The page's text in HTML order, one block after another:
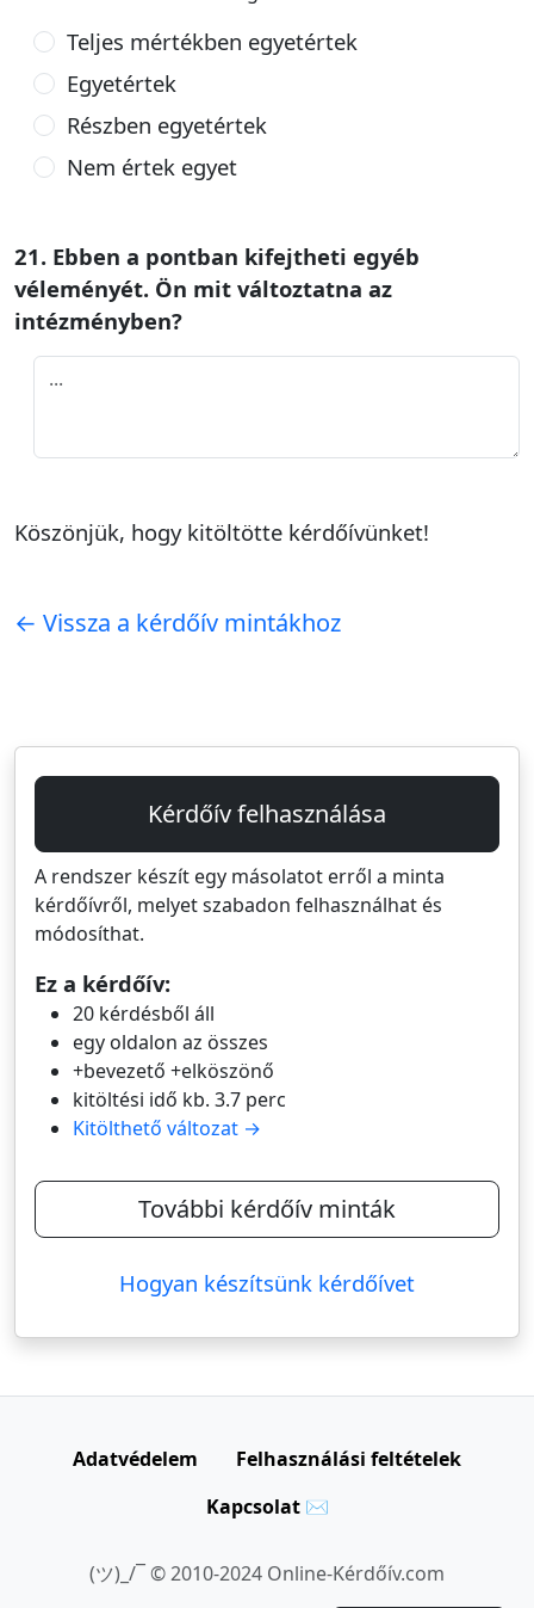
Teljes mértékben egyetértek
Egyetértek
Részben egyetértek
Nem értek egyet
21. Ebben a pontban kifejtheti egyéb
véleményét. Ön mit változtatna az
intézményben?
Köszönjük, hogy kitöltötte kérdőívünket!
← Vissza a kérdőív mintákhoz
Kérdőív felhasználása
A rendszer készít egy másolatot erről a minta
kérdőívről, melyet szabadon felhasználhat és
módosíthat.
Ez a kérdőív:
20 kérdésből áll
egy oldalon az összes
+bevezető +elköszönő
kitöltési idő kb. 3.7 perc
Kitölthető változat →
További kérdőív minták
Hogyan készítsünk kérdőívet
Adatvédelem
Felhasználási feltételek
Kapcsolat ✉
(ツ)_/¯ © 2010-2024 Online-Kérdőív.com